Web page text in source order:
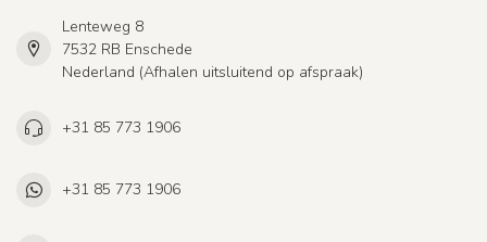
Lenteweg 8
7532 RB Enschede
Nederland (Afhalen uitsluitend op afspraak)
+31 85 773 1906
+31 85 773 1906